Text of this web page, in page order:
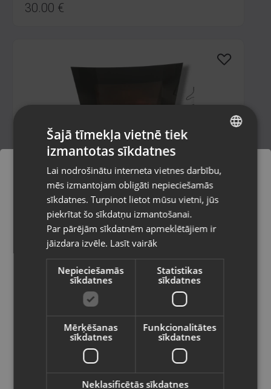
30.00 €
Wall Fire DEF056297
Kandava, Tirgus laukums 1
Stāvoklis Lietots (Garantija 6 mēneši)
69.00€
/mēn.
Aerauliqa ORION 150
Pasūtījumi tiks piegādāti uz
izvēlēto valsti
Vietnes saturs būs attēlots izvēlētajā
valodā
Valsts
Latviešu / Latvian
RUSSIAN
Šajā tīmekļa vietnē tiek
izmantotas sīkdatnes
Lai nodrošinātu interneta vietnes darbību,
mēs izmantojam obligāti nepieciešamās
sīkdatnes. Turpinot lietot mūsu vietni, jūs
piekrītat šo sīkdatņu izmantošanai.
Par pārējām sīkdatnēm apmeklētājiem ir
jāizdara izvēle. Lasīt vairāk
Nepieciešamās
sīkdatnes
Statistikas
sīkdatnes
Mērķēšanas
sīkdatnes
Funkcionalitātes
sīkdatnes
Neklasificētās sīkdatnes